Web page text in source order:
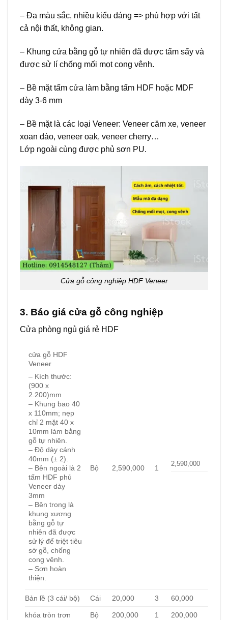
– Đa màu sắc, nhiều kiểu dáng => phù hợp với tất
cả nội thất, không gian.
– Khung cửa bằng gỗ tự nhiên đã được tẩm sấy và
được sử lí chống mối mọt cong vênh.
– Bề mặt tấm cửa làm bằng tấm HDF hoặc MDF
dày 3-6 mm
– Bề mặt là các loại Veneer: Veneer căm xe, veneer
xoan đào, veneer oak, veneer cherry…
Lớp ngoài cùng được phủ sơn PU.
Cửa gỗ công nghiệp HDF Veneer
3. Báo giá cửa gỗ công nghiệp
Cửa phòng ngủ giá rẻ HDF
cửa gỗ HDF
Veneer
– Kích thước:
(900 x
2.200)mm
– Khung bao 40
x 110mm; nẹp
chỉ 2 mặt 40 x
10mm làm bằng
gỗ tự nhiên.
– Độ dày cánh
40mm (± 2).
– Bên ngoài là 2
tấm HDF phủ
Veneer dày
3mm
– Bên trong là
khung xương
bằng gỗ tự
nhiên đã được
sử lý để triệt tiêu
sớ gỗ, chống
cong vênh.
– Sơn hoàn
thiện.
Bộ 2,590,000 1
2,590,000
Bản lề (3 cái/ bộ) Cái 20,000 3 60,000
khóa tròn trơn Bộ 200,000 1 200,000